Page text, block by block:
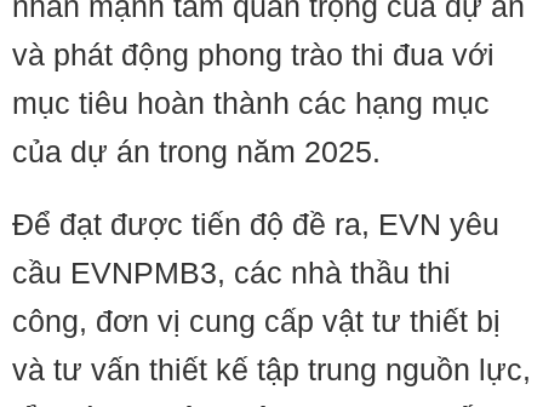
và phát động phong trào thi đua với
mục tiêu hoàn thành các hạng mục
của dự án trong năm 2025.
Để đạt được tiến độ đề ra, EVN yêu
cầu EVNPMB3, các nhà thầu thi
công, đơn vị cung cấp vật tư thiết bị
và tư vấn thiết kế tập trung nguồn lực,